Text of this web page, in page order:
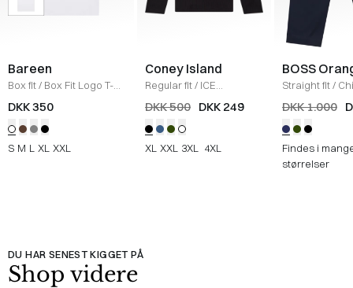
Bareen
Box fit/ Box Fit Logo T-
shirt /WHITE
DKK 350
S M L XL XXL
Coney Island
Regular fit/ ICE
Sweatshirt
/BLACK
DKK 500 DKK 249
XL XXL 3XL 4XL
BOSS
Straight fit/
Straight /NAVY
DKK 1.000
Findes i
størrelser
DU HAR SENEST KIGGET PÅ
Shop videre